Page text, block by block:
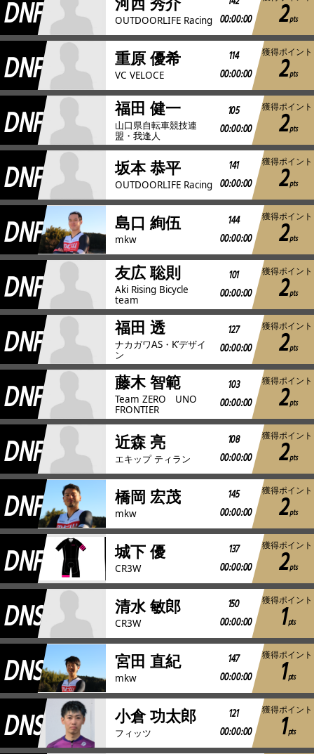
DNF OUTDOORLIFE Racing
00:00:00
2pts
DNF 重原 優希
VC VELOCE
114
00:00:00
獲得ポイント
2pts
DNF 福田 健一
山口県自転車競技連
盟・我逢人
105
00:00:00
獲得ポイント
2pts
DNF 坂本 恭平
OUTDOORLIFE Racing
141
00:00:00
獲得ポイント
2pts
DNF 島口 絢伍
mkw
144
00:00:00
獲得ポイント
2pts
DNF 友広 聡則
Aki Rising Bicycle
team
101
00:00:00
獲得ポイント
2pts
DNF 福田 透
ナカガワAS・K’デザイ
ン
127
00:00:00
獲得ポイント
2pts
DNF 藤木 智範
Team ZERO UNO
FRONTIER
103
00:00:00
獲得ポイント
2pts
DNF 近森 亮
エキップ ティラン
108
00:00:00
獲得ポイント
2pts
DNF 橋岡 宏茂
mkw
145
00:00:00
獲得ポイント
2pts
DNF 城下 優
CR3W
137
00:00:00
獲得ポイント
2pts
DNS 清水 敏郎
CR3W
150
00:00:00
獲得ポイント
1pts
DNS 宮田 直紀
mkw
147
00:00:00
獲得ポイント
1pts
DNS 小倉 功太郎
フィッツ
121
00:00:00
獲得ポイント
1pts